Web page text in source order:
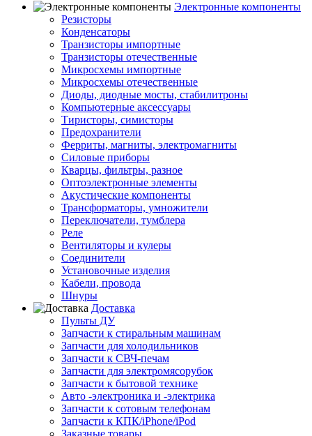
Электронные компоненты
Резисторы
Конденсаторы
Транзисторы импортные
Транзисторы отечественные
Микросхемы импортные
Микросхемы отечественные
Диоды, диодные мосты, стабилитроны
Компьютерные аксессуары
Тиристоры, симисторы
Предохранители
Ферриты, магниты, электромагниты
Силовые приборы
Кварцы, фильтры, разное
Оптоэлектронные элементы
Акустические компоненты
Трансформаторы, умножители
Переключатели, тумблера
Реле
Вентиляторы и кулеры
Соединители
Установочные изделия
Кабели, провода
Шнуры
Доставка
Пульты ДУ
Запчасти к стиральным машинам
Запчасти для холодильников
Запчасти к СВЧ-печам
Запчасти для электромясорубок
Запчасти к бытовой технике
Авто -электроника и -электрика
Запчасти к сотовым телефонам
Запчасти к КПК/iPhone/iPod
Заказные товары